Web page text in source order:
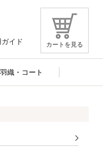
カートを見る
イド
羽織・コート